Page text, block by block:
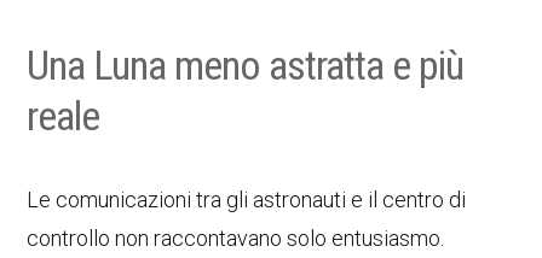
Una Luna meno astratta e più
reale
Le comunicazioni tra gli astronauti e il centro di
controllo non raccontavano solo entusiasmo.